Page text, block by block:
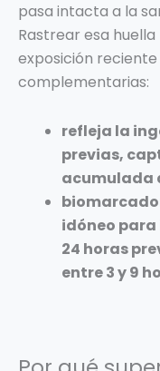
pasa intacta a la
Rastrear esa
exposición
complementarias:
refleja la
previas,
acumulada
idóneo para
24 horas
entre 3 y 9